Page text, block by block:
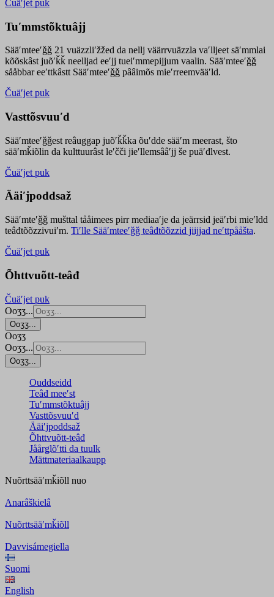
Čuäʹjet puk
Tuʹmmstõktuâjj
Sääʹmteeʹǧǧ 21 vuäzzliʹžžed da nellj väärrvuäzzla vaʹlljeet säʹmmlai
kõõskâst juõʹǩǩ neelljad eeʹjj tueiʹmmepijjum vaalin. Sääʹmteeʹǧǧ
sååbbar eeʹttkâstt Sääʹmteeʹǧǧ pââimõs mieʹrreemvääʹld.
Čuäʹjet puk
Vasttõsvuuʹd
Sääʹmteeʹǧǧest reâuggap juõʹǩǩka õuʹdde sääʹm meerast, što
sääʹmǩiõlin da kulttuurâst leʹčči jieʹllemsââʹjj še puäʹđlvest.
Čuäʹjet puk
Ääiʹjpoddsaž
Sääʹmteʹǧǧ mušttal tååimees pirr mediaaʹje da jeärrsid jeäʹrbi mieʹldd
teâđtõõzzivuiʹm. Tiʹlle Sääʹmteeʹǧǧ teâđtõõzzid jiijjad neʹttpååšta.
Čuäʹjet puk
Õhttvuõtt-teâđ
Čuäʹjet puk
Ooʒʒ...
Ooʒʒ...
Ooʒʒ
Ooʒʒ...
Ooʒʒ...
Ouddseidd
Teâđ meeʹst
Tuʹmmstõktuâjj
Vasttõsvuuʹd
Ääiʹjpoddsaž
Õhttvuõtt-teâđ
Jåårǥlõʹtti da tuulk
Mättmateriaalkaupp
Nuõrttsääʹmǩiõll nuo
Anarâškielâ
Nuõrttsääʹmǩiõll
Davvisámegiella
Suomi
English